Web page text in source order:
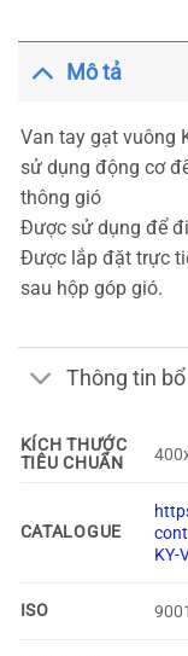
Mô tả
Van tay gạt vuông
sử dụng động cơ
thông gió
Được sử dụng để
Được lắp đặt trực
sau hộp góp gió.
Thông tin
KÍCH THƯỚC
TIÊU CHUẨN
CATALOGUE
KY-
ISO